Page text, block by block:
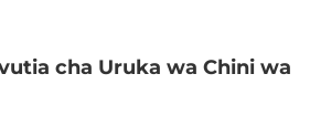
cha Uruka wa Chini wa